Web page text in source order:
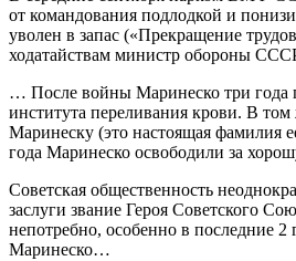
от командования подлодкой и
уволен в запас («Прекращение
ходатайствам министр обороны
… После войны Маринеско три года
института переливания крови. В
Маринеску (это настоящая фамилия
года Маринеско освободили за
Советская общественность
заслуги звание Героя Советского
непотребно, особенно в последние
Маринеско…